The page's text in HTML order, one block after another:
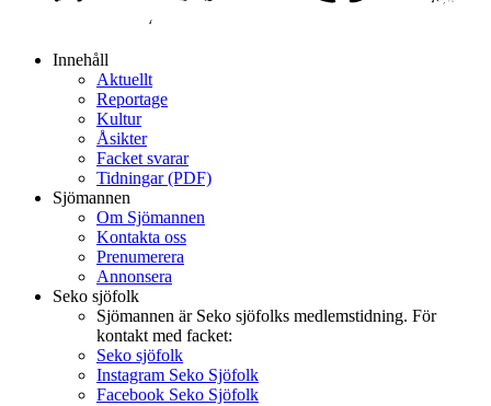
Innehåll
Aktuellt
Reportage
Kultur
Åsikter
Facket svarar
Tidningar (PDF)
Sjömannen
Om Sjömannen
Kontakta oss
Prenumerera
Annonsera
Seko sjöfolk
Sjömannen är Seko sjöfolks medlemstidning. För
kontakt med facket:
Seko sjöfolk
Instagram Seko Sjöfolk
Facebook Seko Sjöfolk